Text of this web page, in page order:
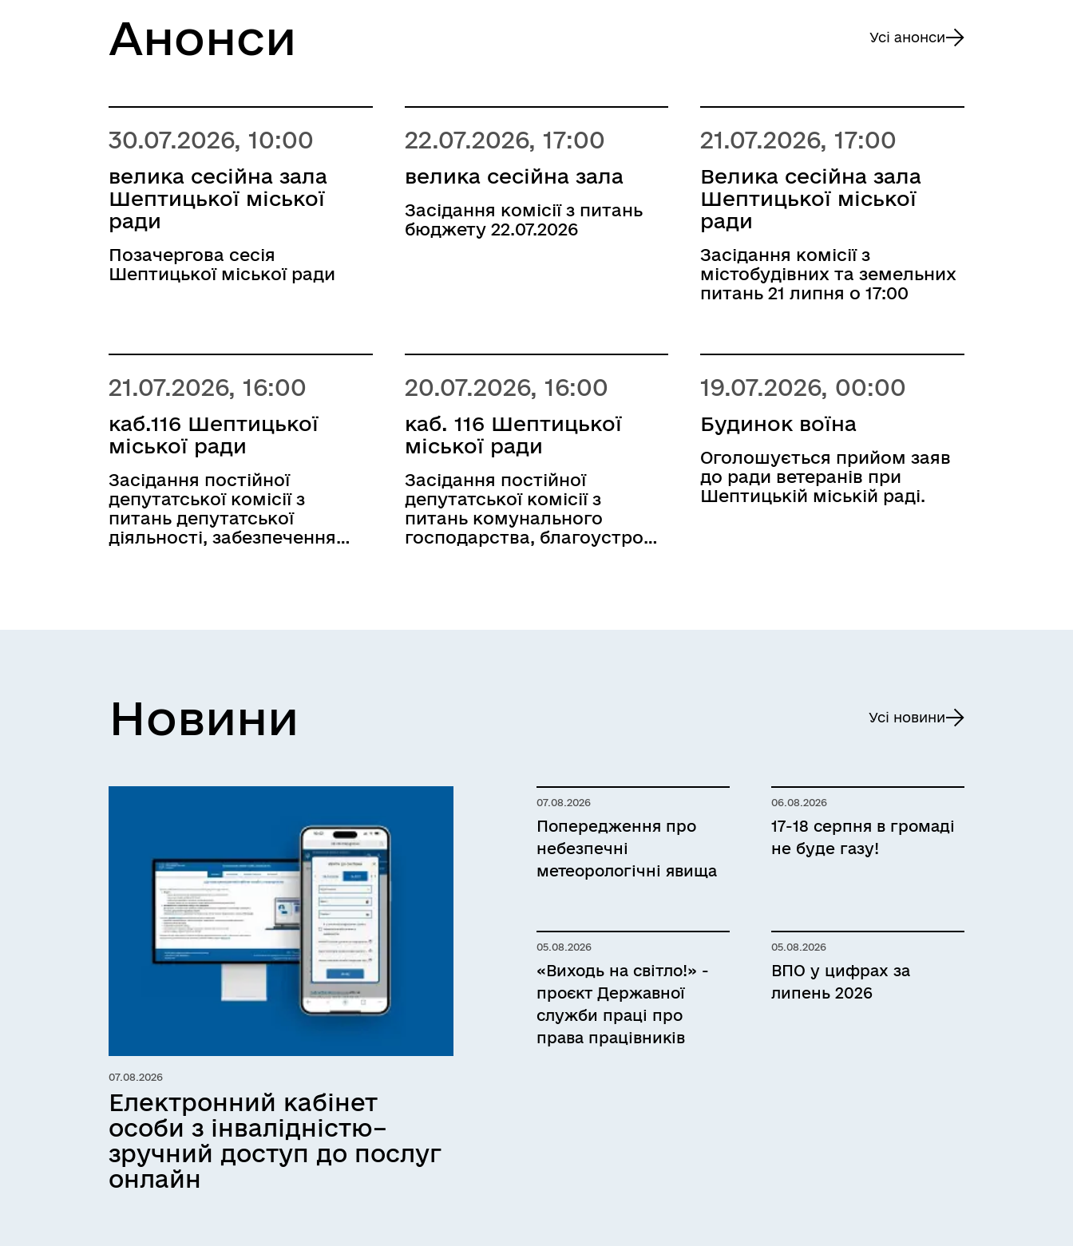
Анонси Усі анонси
30.07.2026, 10:00
велика сесійна зала
Шептицької міської
ради
Позачергова сесія
Шептицької міської ради
22.07.2026, 17:00
велика сесійна зала
Засідання комісії з питань
бюджету 22.07.2026
21.07.2026, 17:00
Велика сесійна зала
Шептицької міської
ради
Засідання комісії з
містобудівних та земельних
питань 21 липня о 17:00
21.07.2026, 16:00
каб.116 Шептицької
міської ради
Засідання постійної
депутатської комісії з
питань депутатської
діяльності, забезпечення
місцевого самоврядування
21.07.2026 о 16:00
20.07.2026, 16:00
каб. 116 Шептицької
міської ради
Засідання постійної
депутатської комісії з
питань комунального
господарства, благоустрою,
відбудеться 17.07.2026 о 16:00
19.07.2026, 00:00
Будинок воїна
Оголошується прийом заяв
до ради ветеранів при
Шептицькій міській раді.
Новини Усі новини
07.08.2026
Електронний кабінет
особи з інвалідністю–
зручний доступ до послуг
онлайн
07.08.2026
Попередження про
небезпечні
метеорологічні явища
06.08.2026
17-18 серпня в громаді
не буде газу!
05.08.2026
«Виходь на світло!» -
проєкт Державної
служби праці про
права працівників
05.08.2026
ВПО у цифрах за
липень 2026